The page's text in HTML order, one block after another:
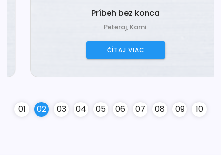
Príbeh bez konca
Peteraj, Kamil
ČÍTAJ VIAC
01 02 03 04 05 06 07 08 09 10